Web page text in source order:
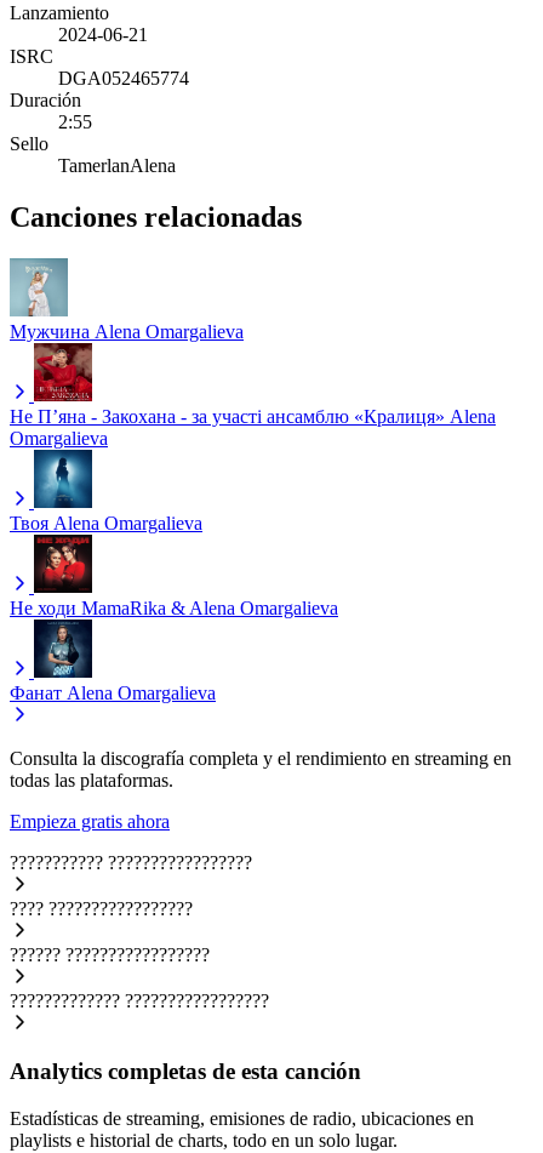
Lanzamiento
2024-06-21
ISRC
DGA052465774
Duración
2:55
Sello
TamerlanAlena
Canciones relacionadas
Мужчина Alena Omargalieva
Не Пʼяна - Закохана - за участі ансамблю «Кралиця» Alena
Omargalieva
Твоя Alena Omargalieva
Не ходи MamaRika & Alena Omargalieva
Фанат Alena Omargalieva
Consulta la discografía completa y el rendimiento en streaming en
todas las plataformas.
Empieza gratis ahora
??????????? ?????????????????
???? ?????????????????
?????? ?????????????????
????????????? ?????????????????
Analytics completas de esta canción
Estadísticas de streaming, emisiones de radio, ubicaciones en
playlists e historial de charts, todo en un solo lugar.